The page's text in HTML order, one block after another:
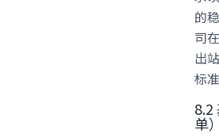
的
司
出
标
8.2
单